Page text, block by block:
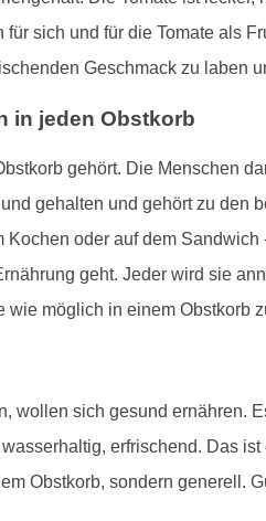
sich und für die Tomate als
Geschmack zu laben
in jeden Obstkorb
gehört. Die Menschen
gehalten und gehört zu
oder auf dem
geht. Jeder wird sie
möglich in einem Obstkorb
wollen sich gesund ernähren.
erfrischend. Das
Obstkorb, sondern generell.